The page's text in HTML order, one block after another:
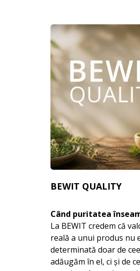
BEWIT QUALITY
Când puritatea
La BEWIT credem că
reală a unui produs nu
determinată doar de
adăugăm în el, ci și de